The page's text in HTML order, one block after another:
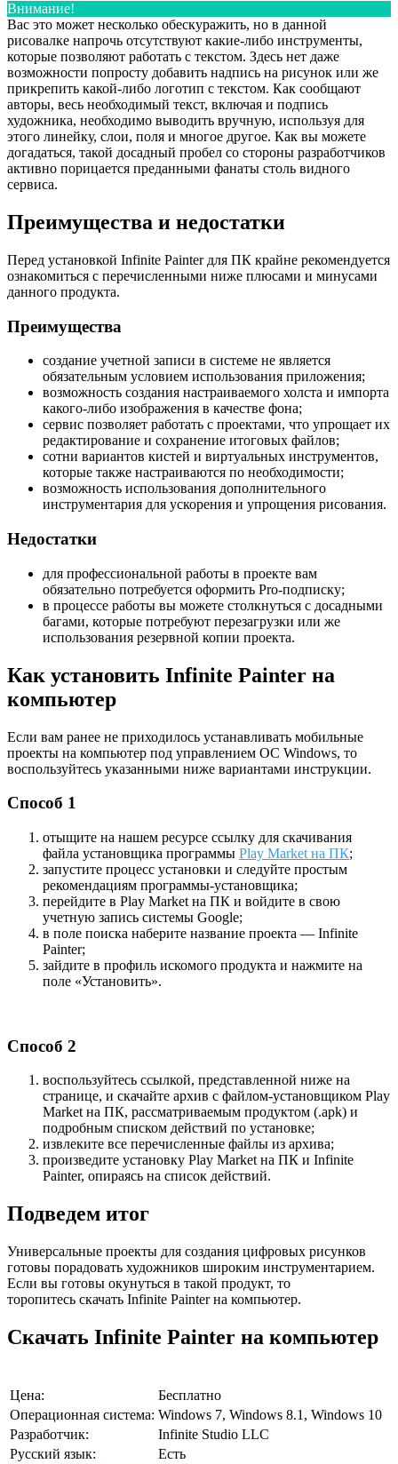
Внимание!
Вас это может несколько обескуражить, но в данной
рисовалке напрочь отсутствуют какие-либо инструменты,
которые позволяют работать с текстом. Здесь нет даже
возможности попросту добавить надпись на рисунок или же
прикрепить какой-либо логотип с текстом. Как сообщают
авторы, весь необходимый текст, включая и подпись
художника, необходимо выводить вручную, используя для
этого линейку, слои, поля и многое другое. Как вы можете
догадаться, такой досадный пробел со стороны разработчиков
активно порицается преданными фанаты столь видного
сервиса.
Преимущества и недостатки
Перед установкой Infinite Painter для ПК крайне рекомендуется
ознакомиться с перечисленными ниже плюсами и минусами
данного продукта.
Преимущества
создание учетной записи в системе не является
обязательным условием использования приложения;
возможность создания настраиваемого холста и импорта
какого-либо изображения в качестве фона;
сервис позволяет работать с проектами, что упрощает их
редактирование и сохранение итоговых файлов;
сотни вариантов кистей и виртуальных инструментов,
которые также настраиваются по необходимости;
возможность использования дополнительного
инструментария для ускорения и упрощения рисования.
Недостатки
для профессиональной работы в проекте вам
обязательно потребуется оформить Pro-подписку;
в процессе работы вы можете столкнуться с досадными
багами, которые потребуют перезагрузки или же
использования резервной копии проекта.
Как установить Infinite Painter на
компьютер
Если вам ранее не приходилось устанавливать мобильные
проекты на компьютер под управлением ОС Windows, то
воспользуйтесь указанными ниже вариантами инструкции.
Способ 1
отыщите на нашем ресурсе ссылку для скачивания
файла установщика программы Play Market на ПК;
запустите процесс установки и следуйте простым
рекомендациям программы-установщика;
перейдите в Play Market на ПК и войдите в свою
учетную запись системы Google;
в поле поиска наберите название проекта — Infinite
Painter;
зайдите в профиль искомого продукта и нажмите на
поле «Установить».
Способ 2
воспользуйтесь ссылкой, представленной ниже на
странице, и скачайте архив с файлом-установщиком Play
Market на ПК, рассматриваемым продуктом (.apk) и
подробным списком действий по установке;
извлеките все перечисленные файлы из архива;
произведите установку Play Market на ПК и Infinite
Painter, опираясь на список действий.
Подведем итог
Универсальные проекты для создания цифровых рисунков
готовы порадовать художников широким инструментарием.
Если вы готовы окунуться в такой продукт, то
торопитесь скачать Infinite Painter на компьютер.
Скачать Infinite Painter на компьютер
Цена:
Бесплатно
Операционная система: Windows 7, Windows 8.1, Windows 10
Разработчик:
Infinite Studio LLC
Русский язык:
Есть